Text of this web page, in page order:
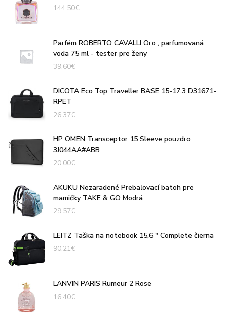
144,50€
Parfém ROBERTO CAVALLI Oro , parfumovaná
voda 75 ml - tester pre ženy
39,60€
DICOTA Eco Top Traveller BASE 15-17.3 D31671-
RPET
26,37€
HP OMEN Transceptor 15 Sleeve pouzdro
3J044AA#ABB
20,00€
AKUKU Nezaradené Prebaľovací batoh pre
mamičky TAKE & GO Modrá
29,57€
LEITZ Taška na notebook 15,6 " Complete čierna
90,21€
LANVIN PARIS Rumeur 2 Rose
16,40€